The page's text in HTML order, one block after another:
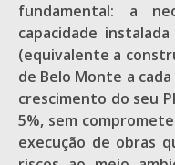
fundamental: a
capacidade
(equivalente a
de Belo Monte a
crescimento do seu
5%, sem
execução de obras